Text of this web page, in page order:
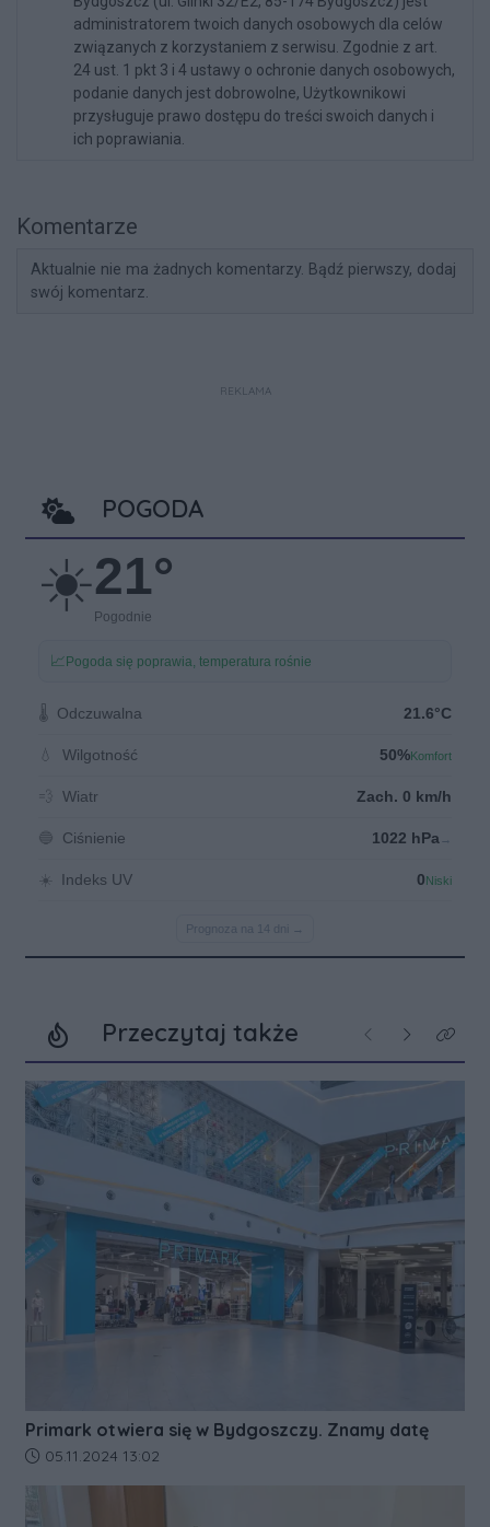
administratorem twoich danych osobowych dla celów
związanych z korzystaniem z serwisu. Zgodnie z art.
24 ust. 1 pkt 3 i 4 ustawy o ochronie danych osobowych,
podanie danych jest dobrowolne, Użytkownikowi
przysługuje prawo dostępu do treści swoich danych i
ich poprawiania.
Komentarze
Aktualnie nie ma żadnych komentarzy. Bądź pierwszy, dodaj
swój komentarz.
REKLAMA
POGODA
Przeczytaj także Poprzednie
NastępneKliknij
Primark otwiera się w Bydgoszczy. Znamy datę
Data dodania artykułu:
05.11.2024 13:02